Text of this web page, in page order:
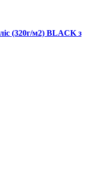
(320г/м2) BLACK з